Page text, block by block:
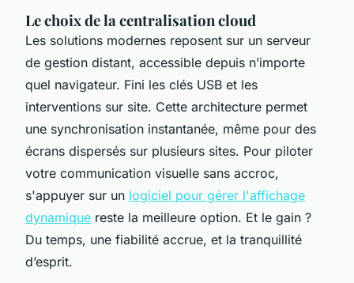
Le choix de la centralisation cloud
Les solutions modernes reposent sur un serveur
de gestion distant, accessible depuis n’importe
quel navigateur. Fini les clés USB et les
interventions sur site. Cette architecture permet
une synchronisation instantanée, même pour des
écrans dispersés sur plusieurs sites. Pour piloter
votre communication visuelle sans accroc,
s'appuyer sur un logiciel pour gérer l'affichage
dynamique reste la meilleure option. Et le gain ?
Du temps, une fiabilité accrue, et la tranquillité
d’esprit.